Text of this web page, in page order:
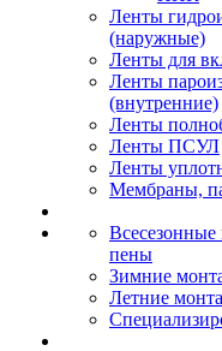
Ленты
(наружные)
Ленты для
Ленты
(внутренние)
Ленты
Ленты ПСУЛ
Ленты
Мембраны,
пены
Зимние
Летние